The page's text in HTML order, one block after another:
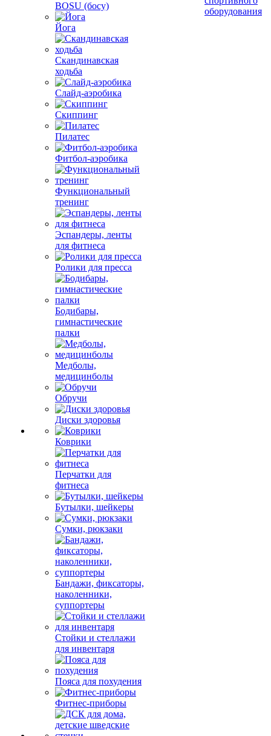
BOSU (босу)
Йога
Скандинавская
ходьба
Слайд-аэробика
Скиппинг
Пилатес
Фитбол-аэробика
Функциональный
тренинг
Эспандеры, ленты
для фитнеса
Ролики для пресса
Бодибары,
гимнастические
палки
Медболы,
медицинболы
Обручи
Диски здоровья
Коврики
Перчатки для
фитнеса
Бутылки, шейкеры
Сумки, рюкзаки
Бандажи, фиксаторы,
наколенники,
суппортеры
Стойки и стеллажи
для инвентаря
Пояса для похудения
Фитнес-приборы
оборудования